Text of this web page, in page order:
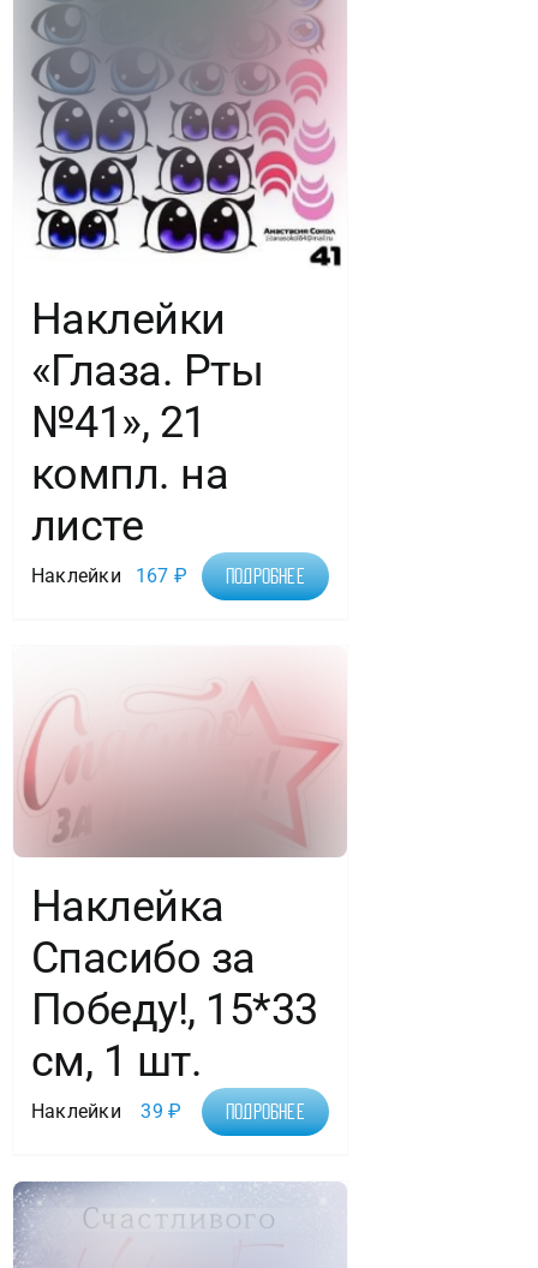
Наклейки
«Глаза. Рты
№41», 21
компл. на
листе
Наклейки 167 ₽ Подробнее
Наклейка
Спасибо за
Победу!, 15*33
см, 1 шт.
Наклейки 39₽ Подробнее